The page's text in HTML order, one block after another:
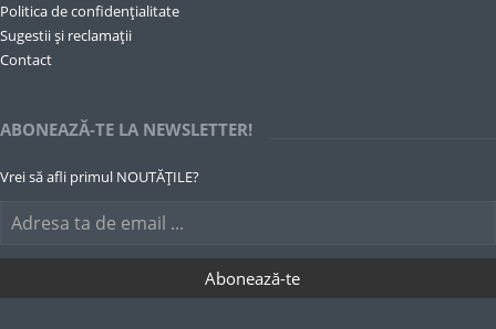
Politica de confidențialitate
Sugestii și reclamații
Contact
ABONEAZĂ-TE LA NEWSLETTER!
Vrei să afli primul NOUTĂȚILE?